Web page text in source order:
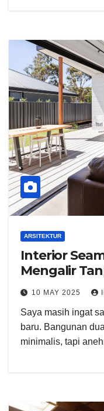
ARSITEKTUR
Interior
Mengalir
10 MAY 2025
Saya masih ingat
baru. Bangunan
minimalis, tapi